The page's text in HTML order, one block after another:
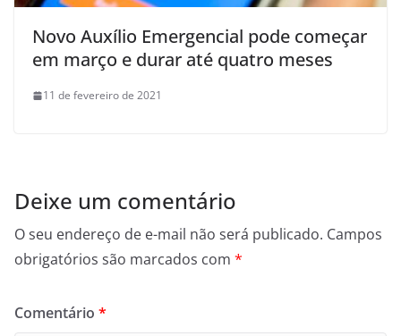
Novo Auxílio Emergencial pode começar
em março e durar até quatro meses
11 de fevereiro de 2021
Deixe um comentário
O seu endereço de e-mail não será publicado. Campos
obrigatórios são marcados com *
Comentário *